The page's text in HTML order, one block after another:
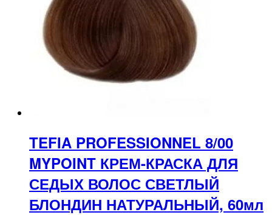
TEFIA PROFESSIONNEL 8/00
MYPOINT КРЕМ-КРАСКА ДЛЯ
СЕДЫХ ВОЛОС СВЕТЛЫЙ
БЛОНДИН НАТУРАЛЬНЫЙ, 60мл